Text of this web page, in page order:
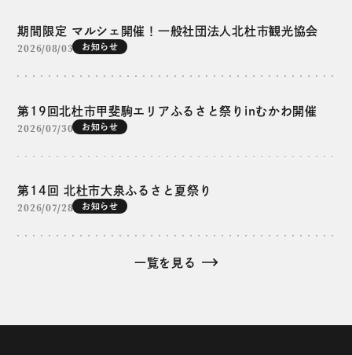
期間限定 マルシェ開催！一般社団法人北杜市観光協会
2026/08/03 お知らせ
第19回北杜市甲斐駒エリアふるさと祭りinむかわ開催
2026/07/30 お知らせ
第14回 北杜市大泉ふるさと夏祭り
2026/07/28 お知らせ
一覧を見る